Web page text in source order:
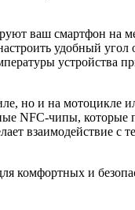
ваш смартфон на
удобный угол
устройства
но и на мотоцикле
NFC-чипы, которые
взаимодействие с
комфортных и